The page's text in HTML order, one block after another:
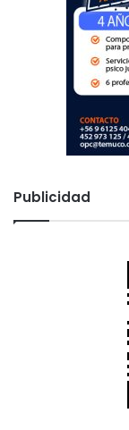
Publicidad